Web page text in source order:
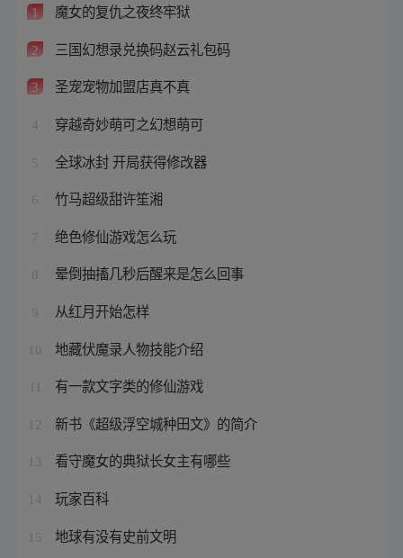
1 魔女的复仇之夜终牢狱
2 三国幻想录兑换码赵云礼包码
3 圣宠宠物加盟店真不真
4 穿越奇妙萌可之幻想萌可
5 全球冰封 开局获得修改器
6 竹马超级甜许笙湘
7 绝色修仙游戏怎么玩
8 晕倒抽搐几秒后醒来是怎么回事
9 从红月开始怎样
10 地藏伏魔录人物技能介绍
有一款文字类的修仙游戏
12 新书《超级浮空城种田文》的简介
13 看守魔女的典狱长女主有哪些
14 玩家百科
15 地球有没有史前文明